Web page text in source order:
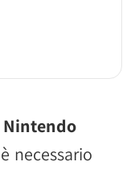
Nintendo
necessario